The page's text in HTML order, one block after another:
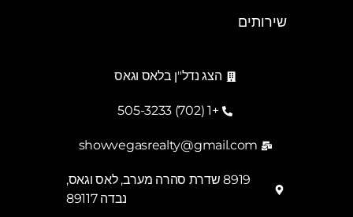
שירותים
הצג נדל"ן בלאס וגאס
+1 (702) 505-3233
showvegasrealty@gmail.com
8919 שדרת סהרה מערב, לאס וגאס,
נבדה 89117